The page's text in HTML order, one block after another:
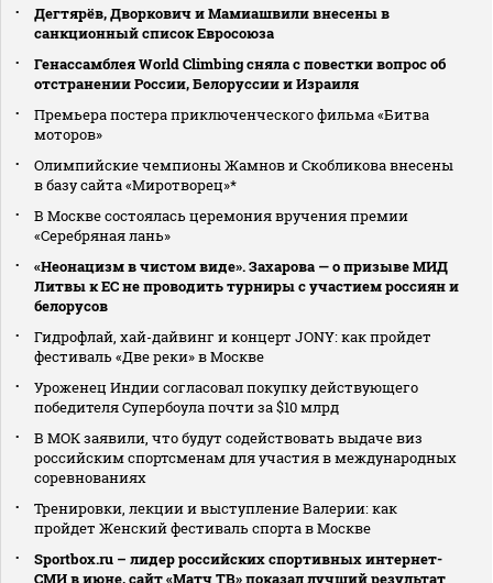
Дегтярёв, Дворкович и Мамиашвили внесены в
санкционный список Евросоюза
Генассамблея World Climbing сняла с повестки вопрос об
отстранении России, Белоруссии и Израиля
Премьера постера приключенческого фильма «Битва
моторов»
Олимпийские чемпионы Жамнов и Скобликова внесены
в базу сайта «Миротворец»*
В Москве состоялась церемония вручения премии
«Серебряная лань»
«Неонацизм в чистом виде». Захарова — о призыве МИД
Литвы к ЕС не проводить турниры с участием россиян и
белорусов
Гидрофлай, хай-дайвинг и концерт JONY: как пройдет
фестиваль «Две реки» в Москве
Уроженец Индии согласовал покупку действующего
победителя Супербоула почти за $10 млрд
В МОК заявили, что будут содействовать выдаче виз
российским спортсменам для участия в международных
соревнованиях
Тренировки, лекции и выступление Валерии: как
пройдет Женский фестиваль спорта в Москве
Sportbox.ru – лидер российских спортивных интернет-
СМИ в июне, сайт «Матч ТВ» показал лучший результат